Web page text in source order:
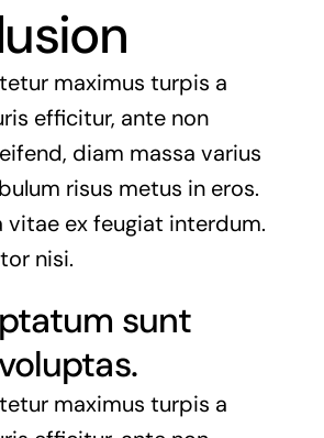
maximus turpis a
efficitur, ante non
diam massa varius
risus metus in eros.
vitae ex feugiat interdum.
nisi.
sunt
maximus turpis a